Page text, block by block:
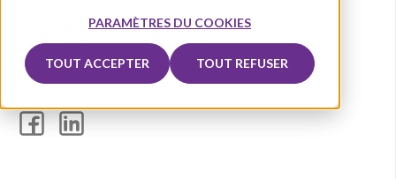
PARAMÈTRES DU COOKIES
TOUT ACCEPTER TOUT REFUSER
Jonathan Viner
mars 14, 2025